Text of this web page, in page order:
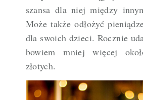
szansa dla niej między
Może także odłożyć
dla swoich dzieci. Rocznie
bowiem mniej więcej
złotych.